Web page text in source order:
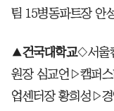
팀 15병동파트장 안
▲건국대학교◇서울
원장 심교언▷캠퍼스
업센터장 황희성▷